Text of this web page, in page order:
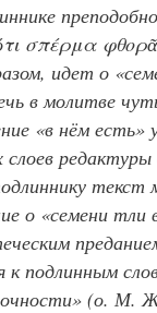
σπέρμα
идет о
в молитве
«в нём
редактуры
о «семени
подлинным
(о. М.